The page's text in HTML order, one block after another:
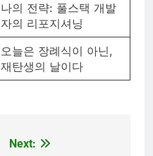
나의 전략: 풀스택 개발
자의 리포지셔닝
오늘은 장례식이 아닌,
재탄생의 날이다
Next: